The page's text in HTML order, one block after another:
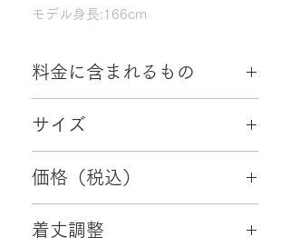
モデル身長:166cm
料金に含まれるもの
・クリーニング代
サイズ
価格（税込）
着丈調整